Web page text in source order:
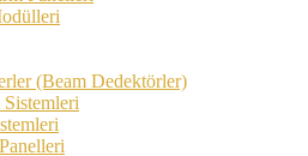
(Beam Dedektörler)